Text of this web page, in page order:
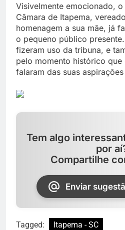
Visivelmente emocionado,
Câmara de Itapema,
homenagem a sua mãe, já
o pequeno público
fizeram uso da tribuna, e
pelo momento histórico
falaram das suas
Tem algo
por
Compartilhe
Enviar
Tagged: Itapema - SC